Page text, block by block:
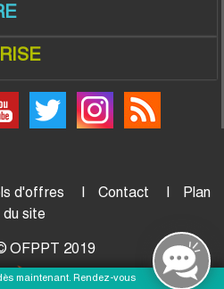
d'offres Contact
Plan
du site
OFPPT 2019
maintenant. Rendez-vous